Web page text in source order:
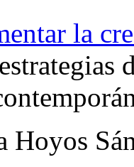
la
estrategias
Hoyos